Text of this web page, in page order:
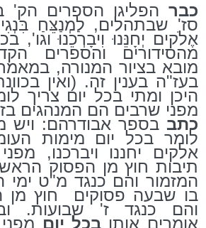
כבר הפליגו הספרים הק'
סז' שבתהלים, לַמְנַצֵּחַ
אֶלֹקים יְחָנֵּנוּ וִיבָרְכֵנוּ וגו',
מהסידורים והספרים
מובא בציור המנורה,
בעז"ה בענין זה. (ואין
היכן ומתי בכל יום צריך
מפני שרבים הם המנהגים
כתבבספר אבודרהם: ויש
לומר בכל יום מימות
אלקים יחננו ויברכנו,
תיבות חוץ מן הפסוק
המזמור והם כנגד מ"ט ימי
בו שבעה פסוקים חוץ מן
והם כנגד ז' שבועות.
אומרים אותובכל יום